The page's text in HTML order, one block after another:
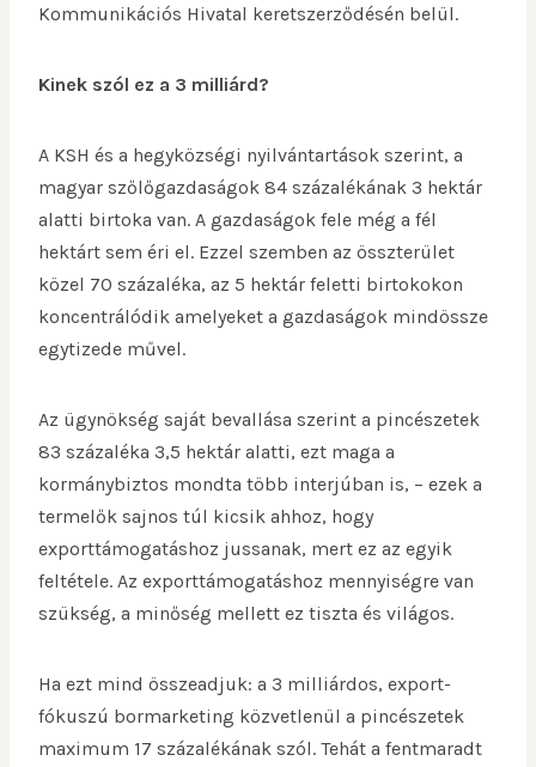
Kommunikációs Hivatal keretszerződésén belül.
Kinek szól ez a 3 milliárd?
A KSH és a hegyközségi nyilvántartások szerint, a
magyar szőlőgazdaságok 84 százalékának 3 hektár
alatti birtoka van. A gazdaságok fele még a fél
hektárt sem éri el. Ezzel szemben az összterület
közel 70 százaléka, az 5 hektár feletti birtokokon
koncentrálódik amelyeket a gazdaságok mindössze
egytizede művel.
Az ügynökség saját bevallása szerint a pincészetek
83 százaléka 3,5 hektár alatti, ezt maga a
kormánybiztos mondta több interjúban is, – ezek a
termelők sajnos túl kicsik ahhoz, hogy
exporttámogatáshoz jussanak, mert ez az egyik
feltétele. Az exporttámogatáshoz mennyiségre van
szükség, a minőség mellett ez tiszta és világos.
Ha ezt mind összeadjuk: a 3 milliárdos, export-
fókuszú bormarketing közvetlenül a pincészetek
maximum 17 százalékának szól. Tehát a fentmaradt